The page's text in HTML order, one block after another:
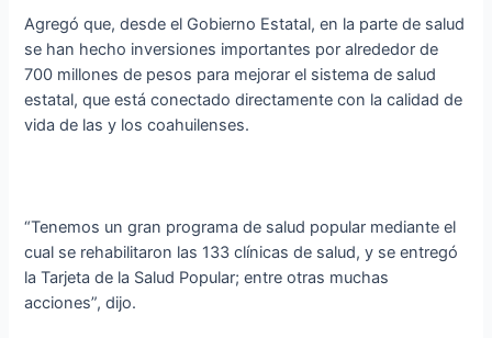
Agregó que, desde el Gobierno Estatal, en la parte de salud
se han hecho inversiones importantes por alrededor de
700 millones de pesos para mejorar el sistema de salud
estatal, que está conectado directamente con la calidad de
vida de las y los coahuilenses.
“Tenemos un gran programa de salud popular mediante el
cual se rehabilitaron las 133 clínicas de salud, y se entregó
la Tarjeta de la Salud Popular; entre otras muchas
acciones”, dijo.